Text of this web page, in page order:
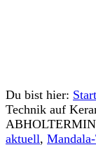
Du bist hier:
Technik auf
aktuell,